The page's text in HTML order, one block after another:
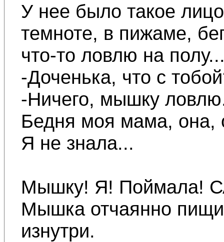
У нее было такое
темноте, в пижаме,
что-то ловлю на
-Доченька, что с
-Ничего, мышку
Бедня моя мама, она,
Я не знала...
Мышку! Я! Поймала!
Мышка отчаянно
изнутри.